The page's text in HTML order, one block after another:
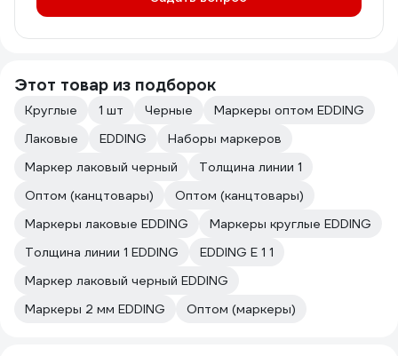
Этот товар из подборок
Круглые 1 шт Черные
Маркеры оптом EDDING
Лаковые
EDDING
Наборы маркеров
Маркер лаковый черный
Толщина линии 1
Оптом (канцтовары)
Оптом (канцтовары)
Маркеры лаковые EDDING
Маркеры круглые EDDING
Толщина линии 1 EDDING
EDDING E 1 1
Маркер лаковый черный EDDING
Маркеры 2 мм EDDING
Оптом (маркеры)